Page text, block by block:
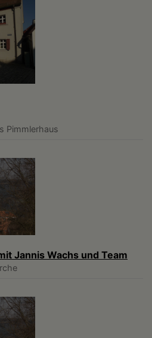
Pimmlerhaus
Jannis Wachs und Team